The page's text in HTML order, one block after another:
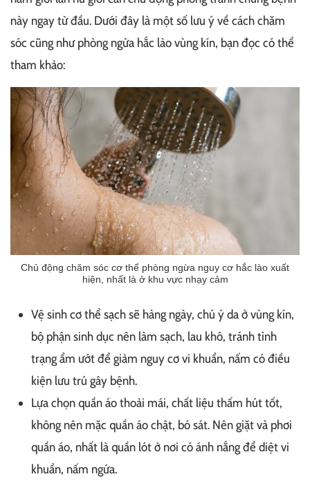
này ngay từ đầu. Dưới đây là một số lưu ý về cách chăm
sóc cũng như phòng ngừa hắc lào vùng kín, bạn đọc có thể
tham khảo:
Chủ động chăm sóc cơ thể phòng ngừa nguy cơ hắc lào xuất
hiện, nhất là ở khu vực nhạy cảm
Vệ sinh cơ thể sạch sẽ hàng ngày, chú ý da ở vùng kín,
bộ phận sinh dục nên làm sạch, lau khô, tránh tình
trạng ẩm ướt để giảm nguy cơ vi khuẩn, nấm có điều
kiện lưu trú gây bệnh.
Lựa chọn quần áo thoải mái, chất liệu thấm hút tốt,
không nên mặc quần áo chật, bó sát. Nên giặt và phơi
quần áo, nhất là quần lót ở nơi có ánh nắng để diệt vi
khuẩn, nấm ngứa.